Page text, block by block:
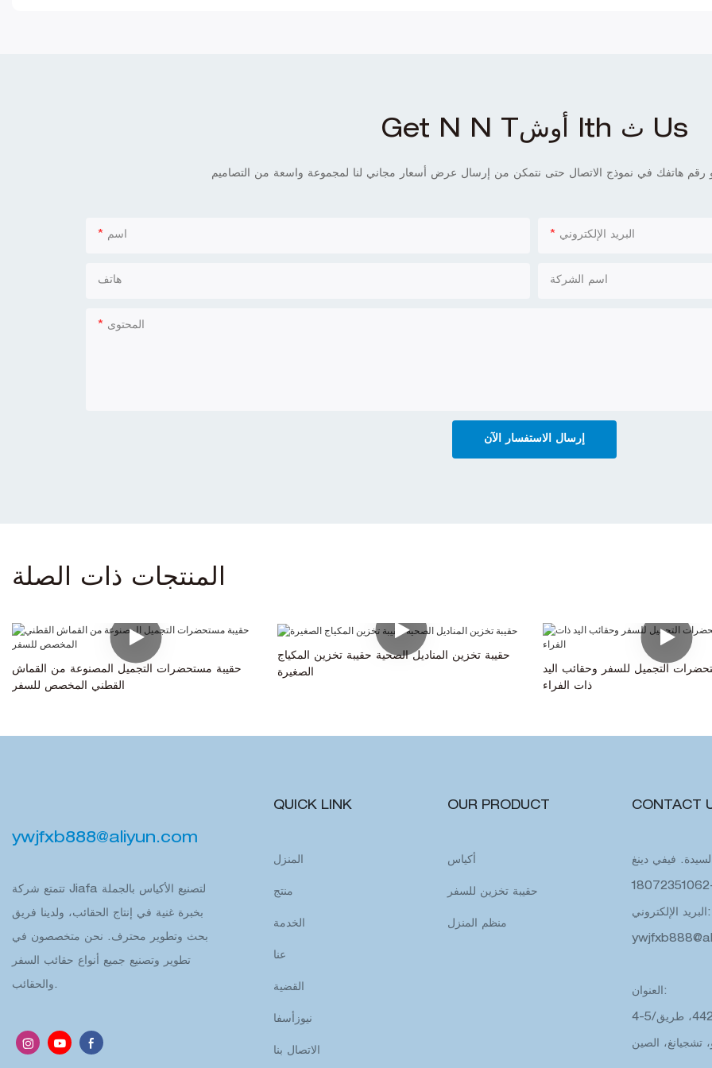
Get N N Tأوش Ith ث Us
اسم البريد الإلكتروني
هاتف اسم الشركة
المحتوى
إرسال الاستفسار الآن
المنتجات ذات الصلة
حقيبة مستحضرات التجميل المصنوعة من القماش
القطني المخصص للسفر
حقيبة تخزين المناديل الصحية حقيبة تخزين المكياج
الصغيرة
التجميل للسفر وحقائب اليد
ذات الفراء
ywjfxb888@aliyun.com
تتمتع شركة Jiafa لتصنيع الأكياس بالجملة
بخبرة غنية في إنتاج الحقائب، ولدينا فريق
بحث وتطوير محترف. نحن متخصصون في
تطوير وتصنيع جميع أنواع حقائب السفر
والحقائب.
QUICK LINK
المنزل
منتج
الخدمة
عنا
القضية
نيوزأسفا
الاتصال بنا
OUR PRODUCT
أكياس
حقيبة تخزين للسفر
منظم المنزل
CONTACT
فيفي دينغ
البريد الإلكتروني:
العنوان:
4-5/و، المبنى 1، رقم. 438-442، طريق
تشجيانغ، الصين